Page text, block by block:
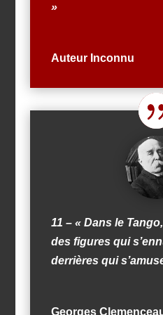
»
Auteur Inconnu
11 – « Dans le
des figures qui
derrières qui
Georges